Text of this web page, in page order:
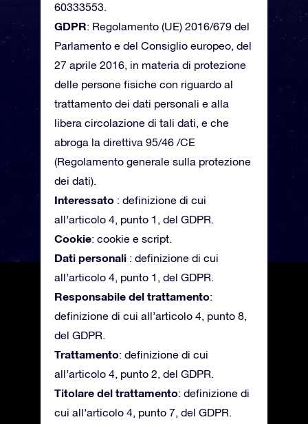
60333553.
GDPR: Regolamento (UE) 2016/679 del
Parlamento e del Consiglio europeo, del
27 aprile 2016, in materia di protezione
delle persone fisiche con riguardo al
trattamento dei dati personali e alla
libera circolazione di tali dati, e che
abroga la direttiva 95/46 /CE
(Regolamento generale sulla protezione
dei dati).
Interessato : definizione di cui
all’articolo 4, punto 1, del GDPR.
Cookie: cookie e script.
Dati personali : definizione di cui
all’articolo 4, punto 1, del GDPR.
Responsabile del trattamento:
definizione di cui all’articolo 4, punto 8,
del GDPR.
Trattamento: definizione di cui
all’articolo 4, punto 2, del GDPR.
Titolare del trattamento: definizione di
cui all’articolo 4, punto 7, del GDPR.